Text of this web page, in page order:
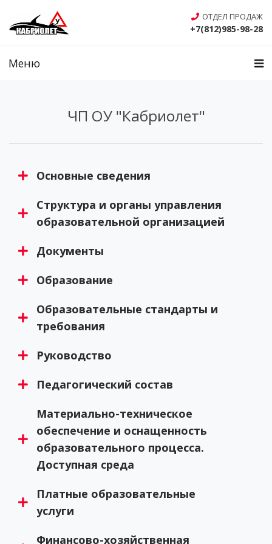
ОТДЕЛ ПРОДАЖ
+7(812)985-98-28
Меню
ЧП ОУ "Кабриолет"
Основные сведения
Структура и органы управления
образовательной организацией
Документы
Образование
Образовательные стандарты и
требования
Руководство
Педагогический состав
Материально-техническое
обеспечение и оснащенность
образовательного процесса.
Доступная среда
Платные образовательные
услуги
Финансово-хозяйственная